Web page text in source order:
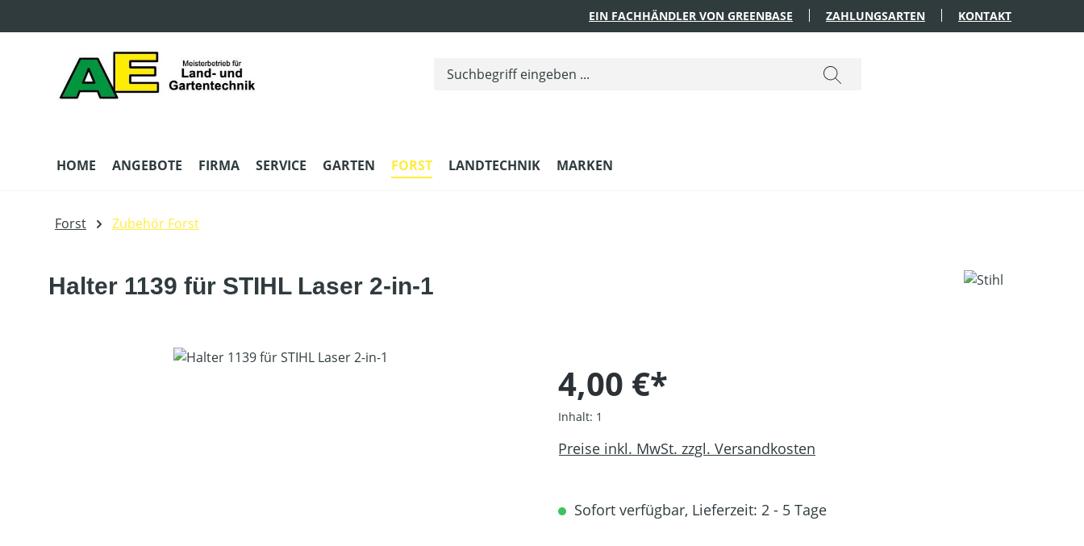
EIN FACHHÄNDLER VON GREENBASE ZAHLUNGSARTEN KONTAKT
HOME ANGEBOTE FIRMA SERVICE GARTEN FORST LANDTECHNIK MARKEN
Forst Zubehör Forst
Halter 1139 für STIHL Laser 2-in-1
Bildergalerie überspringen
4,00 €*
Inhalt: 1
Preise inkl. MwSt. zzgl. Versandkosten
Sofort verfügbar, Lieferzeit: 2 - 5 Tage